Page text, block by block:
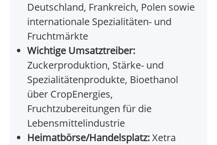
Deutschland, Frankreich, Polen sowie
internationale Spezialitäten- und
Fruchtmärkte
Wichtige Umsatztreiber:
Zuckerproduktion, Stärke- und
Spezialitätenprodukte, Bioethanol
über CropEnergies,
Fruchtzubereitungen für die
Lebensmittelindustrie
Heimatbörse/Handelsplatz:Xetra